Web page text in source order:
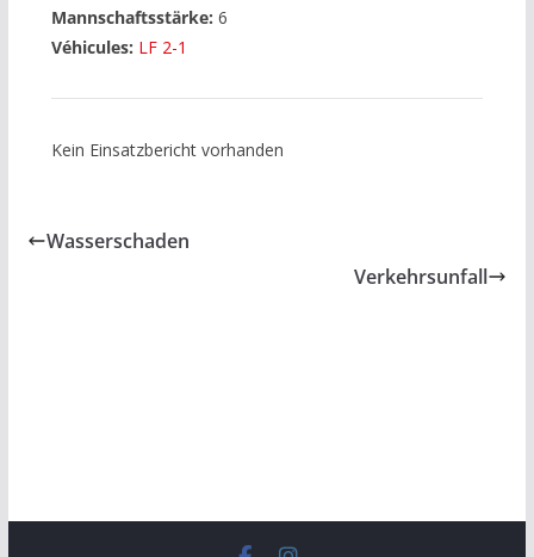
Mannschaftsstärke: 6
Véhicules: LF 2-1
Kein Einsatzbericht vorhanden
Wasserschaden
Verkehrsunfall